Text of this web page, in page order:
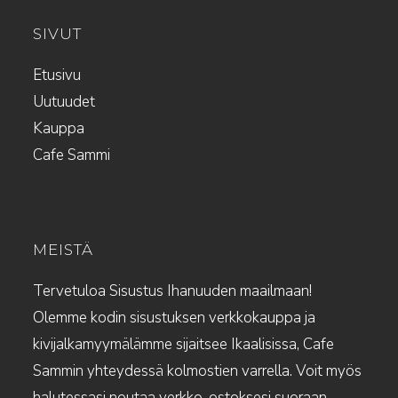
SIVUT
Etusivu
Uutuudet
Kauppa
Cafe Sammi
MEISTÄ
Tervetuloa Sisustus Ihanuuden maailmaan!
Olemme kodin sisustuksen verkkokauppa ja
kivijalkamyymälämme sijaitsee Ikaalisissa, Cafe
Sammin yhteydessä kolmostien varrella. Voit myös